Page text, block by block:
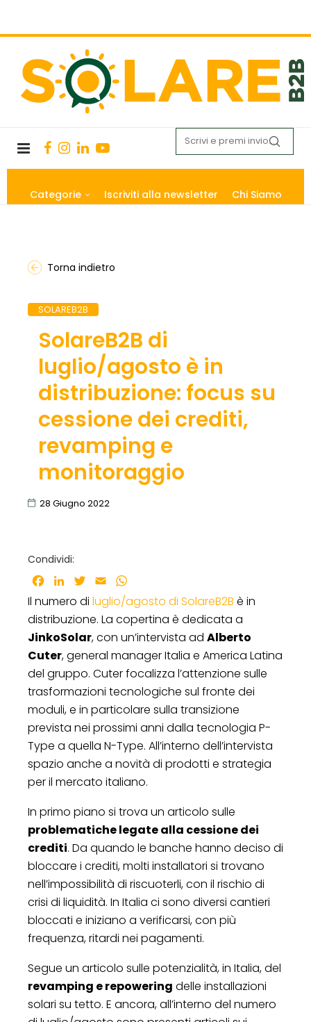
Categorie Iscriviti alla newsletter Chi Siamo
Torna indietro
SOLAREB2B
SolareB2B di
luglio/agosto è in
distribuzione: focus su
cessione dei crediti,
revamping e
monitoraggio
28 Giugno 2022
Condividi:
Facebook
LinkedInTwitter
Email
Il numero di luglio/agosto di SolareB2B è in
distribuzione. La copertina è dedicata a
JinkoSolar, con un’intervista ad Alberto
Cuter, general manager Italia e America Latina
del gruppo. Cuter focalizza l’attenzione sulle
trasformazioni tecnologiche sul fronte dei
moduli, e in particolare sulla transizione
prevista nei prossimi anni dalla tecnologia P-
Type a quella N-Type. All’interno dell’intervista
spazio anche a novità di prodotti e strategia
per il mercato italiano.
In primo piano si trova un articolo sulle
problematiche legate alla cessione dei
crediti. Da quando le banche hanno deciso di
bloccare i crediti, molti installatori si trovano
nell’impossibilità di riscuoterli, con il rischio di
crisi di liquidità. In Italia ci sono diversi cantieri
bloccati e iniziano a verificarsi, con più
frequenza, ritardi nei pagamenti.
Segue un articolo sulle potenzialità, in Italia, del
revamping e repowering delle installazioni
solari su tetto. E ancora, all’interno del numero